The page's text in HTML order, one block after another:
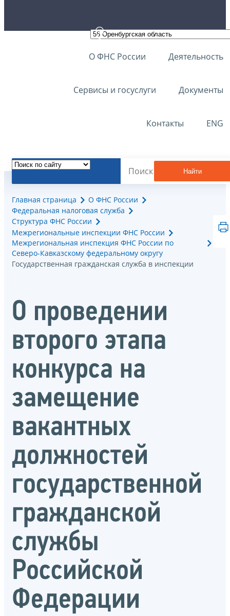
О ФНС России Деятельность
Сервисы и госуслуги Документы
Контакты ENG
Найти
Главная страница
О ФНС России
Федеральная налоговая служба
Структура ФНС России
Межрегиональные инспекции ФНС России
Межрегиональная инспекция ФНС России по
Северо-Кавказскому федеральному округу
Государственная гражданская служба в инспекции
О проведении
второго этапа
конкурса на
замещение
вакантных
должностей
государственной
гражданской
службы
Российской
Федерации